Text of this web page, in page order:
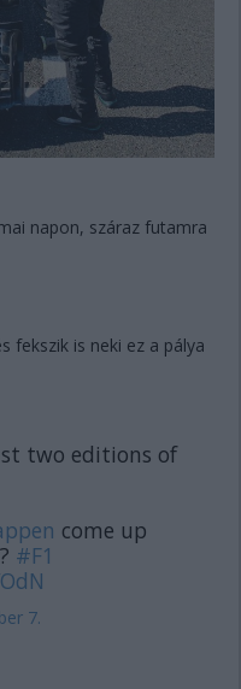
napon, száraz futamra
fekszik is neki ez a pálya
two editions of
come up
#F1
7.